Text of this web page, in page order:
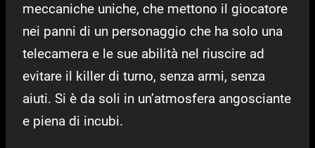
meccaniche uniche, che mettono il giocatore
nei panni di un personaggio che ha solo una
telecamera e le sue abilità nel riuscire ad
evitare il killer di turno, senza armi, senza
aiuti. Si è da soli in un’atmosfera angosciante
e piena di incubi.